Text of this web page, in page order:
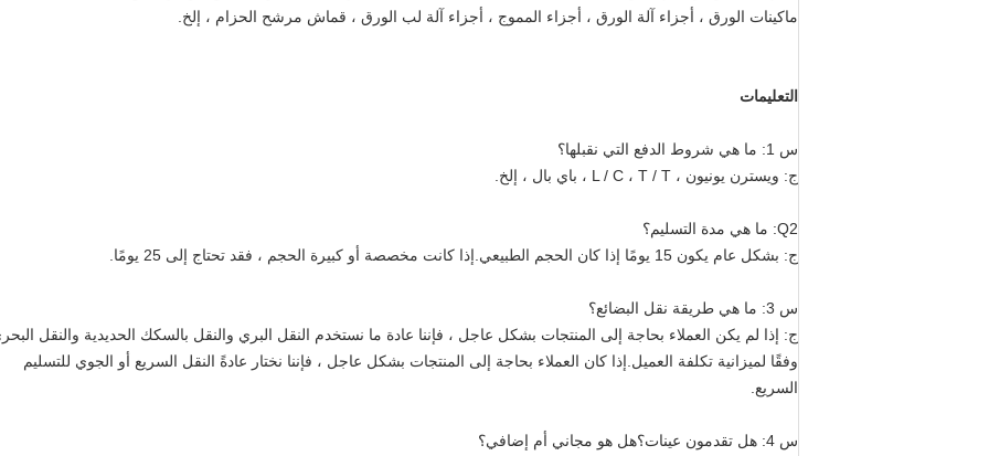
ماكينات الورق ، أجزاء آلة الورق ، أجزاء المموج ، أجزاء آلة لب الورق ، قماش مرشح الحزام ، إلخ.
التعليمات
س 1: ما هي شروط الدفع التي نقبلها؟
ج: ويسترن يونيون ، L / C ، T / T ، باي بال ، إلخ.
Q2: ما هي مدة التسليم؟
ج: بشكل عام يكون 15 يومًا إذا كان الحجم الطبيعي.إذا كانت مخصصة أو كبيرة الحجم ، فقد تحتاج إلى 25 يومًا.
س 3: ما هي طريقة نقل البضائع؟
ج: إذا لم يكن العملاء بحاجة إلى المنتجات بشكل عاجل ، فإننا عادة ما نستخدم النقل البري والنقل بالسكك الحديدية والنقل
وفقًا لميزانية تكلفة العميل.إذا كان العملاء بحاجة إلى المنتجات بشكل عاجل ، فإننا نختار عادةً النقل السريع أو الجوي للتسليم
السريع.
س 4: هل تقدمون عينات؟هل هو مجاني أم إضافي؟